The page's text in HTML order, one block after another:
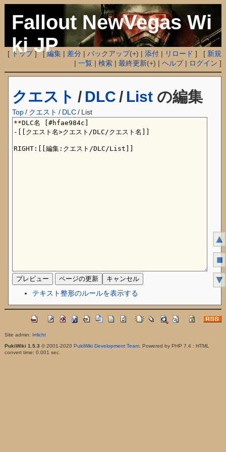
Fallout NewVegas Wi
ki JP
[ トップ] [編集 | 差分 |バックアップ(+) |添付 | リロード ] [ 新規
|一覧 |検索 |最終更新(+) |ヘルプ| ログイン ]
クエスト / DLC / List の編集
Top / クエスト / DLC/ List
テキスト整形のルールを表示する
Site admin: Irrlicht
PukiWiki 1.5.3 © 2001-2020 PukiWiki Development Team. Powered by PHP 7.4 : HTML
convert time: 0.001 sec.
▲
■
▼